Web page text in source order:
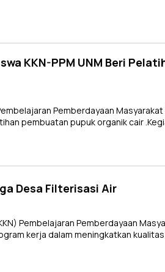
KKN-PPM UNM Beri
Pemberdayaan Masyarakat
pembuatan pupuk organik cair
Desa Filterisasi Air
Pembelajaran Pemberdayaan
kerja dalam meningkatkan